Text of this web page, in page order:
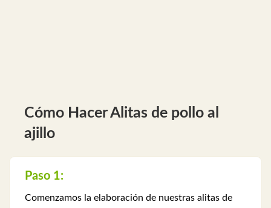
Cómo Hacer Alitas de pollo al
ajillo
Paso 1:
Comenzamos la elaboración de nuestras alitas de